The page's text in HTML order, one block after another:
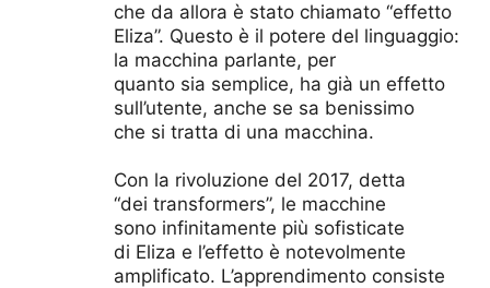
che da allora è stato chiamato “effetto
Eliza”. Questo è il potere del linguaggio:
la macchina parlante, per
quanto sia semplice, ha già un effetto
sull’utente, anche se sa benissimo
che si tratta di una macchina.
Con la rivoluzione del 2017, detta
“dei transformers”, le macchine
sono infinitamente più sofisticate
di Eliza e l’effetto è notevolmente
amplificato. L’apprendimento consiste